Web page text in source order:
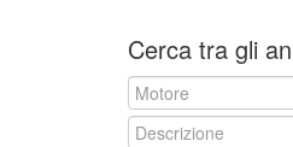
to
content
Cerca tra gli